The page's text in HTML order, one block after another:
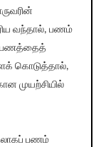
வந்தால், பணம்
பணத்தைத்
கொடுத்தால்,
முயற்சியில்
பணம்